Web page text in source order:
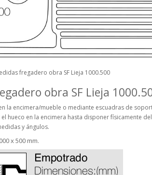
fregadero obra SF Lieja 1000.500
obra SF Lieja
la encimera/mueble o mediante escuadras de
hueco en la encimera hasta disponer físicamente
y ángulos.
x 500 mm.